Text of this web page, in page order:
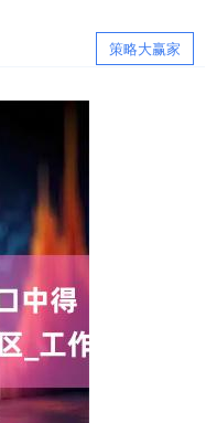
策略大赢家